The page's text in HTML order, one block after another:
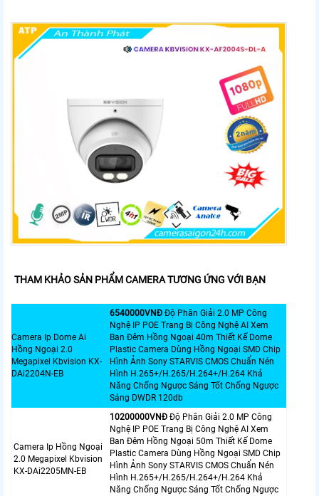
THAM KHẢO SẢN PHẨM CAMERA TƯƠNG ỨNG VỚI BẠN
Camera Ip Dome Ai
Hồng Ngoại 2.0
Megapixel Kbvision KX-
DAi2204N-EB
6540000VNÐ Độ Phân Giải 2.0 MP Công
Nghệ IP POE Trang Bị Công Nghệ AI Xem
Ban Đêm Hồng Ngoại 40m Thiết Kế Dome
Plastic Camera Dùng Hồng Ngoại SMD Chip
Hình Ảnh Sony STARVIS CMOS Chuẩn Nén
Hình H.265+/H.265/H.264+/H.264 Khả
Năng Chống Ngược Sáng Tốt Chống Ngược
Sáng DWDR 120db
Camera Ip Hồng Ngoại
2.0 Megapixel Kbvision
KX-DAi2205MN-EB
10200000VNÐ Độ Phân Giải 2.0 MP Công
Nghệ IP POE Trang Bị Công Nghệ AI Xem
Ban Đêm Hồng Ngoại 50m Thiết Kế Dome
Plastic Camera Dùng Hồng Ngoại SMD Chip
Hình Ảnh Sony STARVIS CMOS Chuẩn Nén
Hình H.265+/H.265/H.264+/H.264 Khả
Năng Chống Ngược Sáng Tốt Chống Ngược